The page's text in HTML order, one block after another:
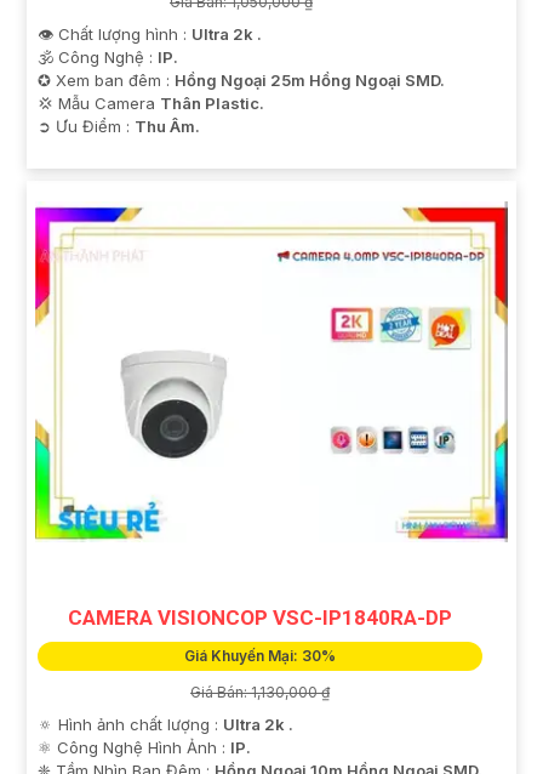
👁 Chất lượng hình : Ultra 2k .
🕉️ Công Nghệ : IP.
✪ Xem ban đêm : Hồng Ngoại 25m Hồng Ngoại SMD.
💢 Mẫu Camera Thân Plastic.
️➲ Ưu Điểm : Thu Âm.
CAMERA VISIONCOP VSC-IP1840RA-DP
Giá Khuyến Mại: 30%
Giá Bán: 1,130,000 ₫
🔅 Hình ảnh chất lượng : Ultra 2k .
⚛️ Công Nghệ Hình Ảnh : IP.